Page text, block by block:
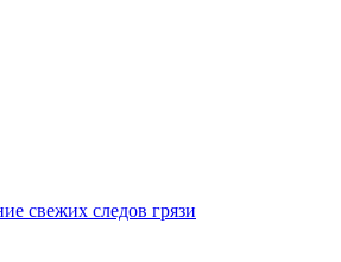
свежих следов грязи